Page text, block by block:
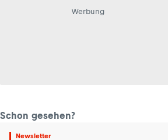
Werbung
Schon gesehen?
Newsletter